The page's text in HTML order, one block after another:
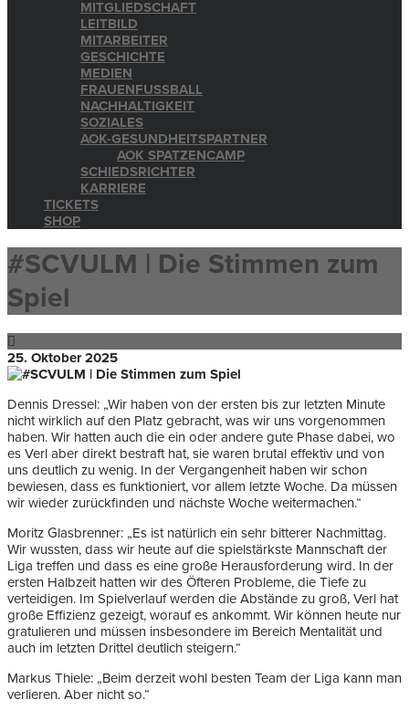
MITGLIEDSCHAFT
LEITBILD
MITARBEITER
GESCHICHTE
MEDIEN
FRAUENFUSSBALL
NACHHALTIGKEIT
SOZIALES
AOK-GESUNDHEITSPARTNER
AOK SPATZENCAMP
SCHIEDSRICHTER
KARRIERE
TICKETS
SHOP
#SCVULM | Die Stimmen zum
Spiel
25. Oktober 2025
Dennis Dressel: „Wir haben von der ersten bis zur letzten Minute
nicht wirklich auf den Platz gebracht, was wir uns vorgenommen
haben. Wir hatten auch die ein oder andere gute Phase dabei, wo
es Verl aber direkt bestraft hat, sie waren brutal effektiv und von
uns deutlich zu wenig. In der Vergangenheit haben wir schon
bewiesen, dass es funktioniert, vor allem letzte Woche. Da müssen
wir wieder zurückfinden und nächste Woche weitermachen.“
Moritz Glasbrenner: „Es ist natürlich ein sehr bitterer Nachmittag.
Wir wussten, dass wir heute auf die spielstärkste Mannschaft der
Liga treffen und dass es eine große Herausforderung wird. In der
ersten Halbzeit hatten wir des Öfteren Probleme, die Tiefe zu
verteidigen. Im Spielverlauf werden die Abstände zu groß, Verl hat
große Effizienz gezeigt, worauf es ankommt. Wir können heute nur
gratulieren und müssen insbesondere im Bereich Mentalität und
auch im letzten Drittel deutlich steigern.“
Markus Thiele: „Beim derzeit wohl besten Team der Liga kann man
verlieren. Aber nicht so.“